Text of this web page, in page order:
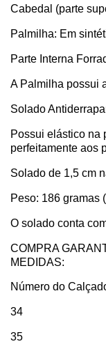
Cabedal (parte
Palmilha: Em
Parte Interna
A Palmilha possui
Solado
Possui elástico na
perfeitamente aos
Solado de 1,5 cm
Peso: 186 gramas
O solado conta
COMPRA
MEDIDAS:
Número do
34
35 24